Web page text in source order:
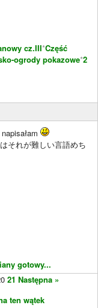
cz.III*Część
ogrody pokazowe*2
それが難しい言語めち
gotowy...
21 Następna »
ten wątek